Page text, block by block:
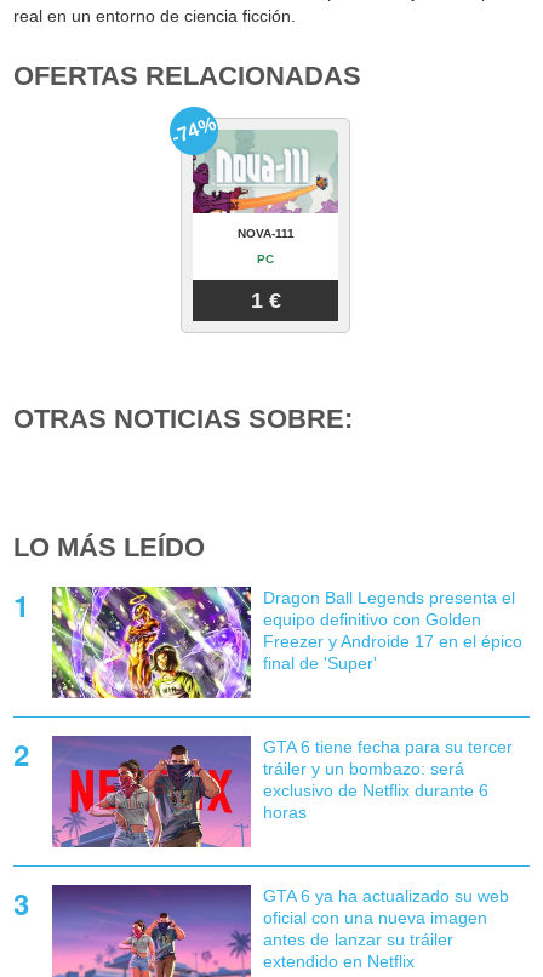
real en un entorno de ciencia ficción.
OFERTAS RELACIONADAS
NOVA-111
PC
1 €
-74%
OTRAS NOTICIAS SOBRE:
LO MÁS LEÍDO
Dragon Ball Legends presenta el
equipo definitivo con Golden
Freezer y Androide 17 en el épico
final de 'Super'
GTA 6 tiene fecha para su tercer
tráiler y un bombazo: será
exclusivo de Netflix durante 6
horas
GTA 6 ya ha actualizado su web
oficial con una nueva imagen
antes de lanzar su tráiler
extendido en Netflix